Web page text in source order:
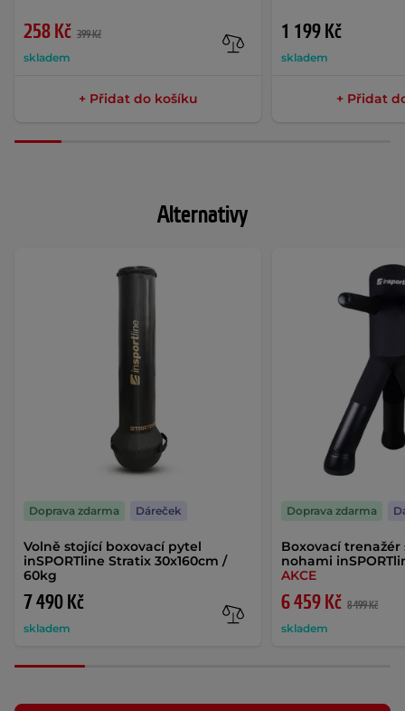
258 Kč 399 Kč
skladem
+ Přidat do košíku
1 199 Kč
skladem
+ Přidat
Alternativy
Volně stojící boxovací pytel
inSPORTline Stratix 30x160cm /
60kg
7 490 Kč
skladem
Doprava zdarma Dáreček
Boxovací
nohami
AKCE
6 459 Kč 8 499 Kč
skladem
Doprava zdarma